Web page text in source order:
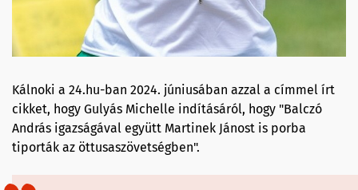
Kálnoki a 24.hu-ban 2024. júniusában azzal a címmel írt
cikket, hogy Gulyás Michelle indításáról, hogy "Balczó
András igazságával együtt Martinek Jánost is porba
tiporták az öttusaszövetségben".